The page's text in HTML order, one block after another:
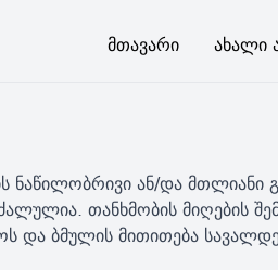
Მთავარი Ახალი
ნაწილობრივი ან/და მთლიანი
თანხმობის მიღების
და ბმულის მითითება